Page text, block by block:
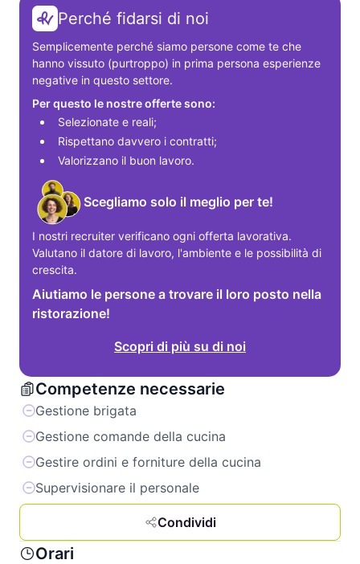
Perché fidarsi di noi
Semplicemente perché siamo persone come te che
hanno vissuto (purtroppo) in prima persona esperienze
negative in questo settore.
Per questo le nostre offerte sono:
Selezionate e reali;
Rispettano davvero i contratti;
Valorizzano il buon lavoro.
Scegliamo solo il meglio per te!
I nostri recruiter verificano ogni offerta lavorativa.
Valutano il datore di lavoro, l'ambiente e le possibilità di
crescita.
Aiutiamo le persone a trovare il loro posto nella
ristorazione!
Scopri di più su di noi
Competenze necessarie
Gestione brigata
Gestione comande della cucina
Gestire ordini e forniture della cucina
Supervisionare il personale
Condividi
Orari